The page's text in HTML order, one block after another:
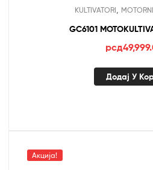
KULTIVATORI
GC6101
рсд
Додај У
Акција!